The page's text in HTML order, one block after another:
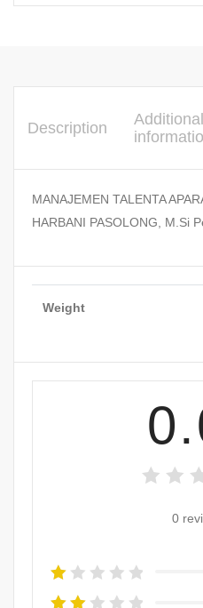
Description
Additional
MANAJEMEN TALENTA
HARBANI PASOLONG, M.Si
Weight
0